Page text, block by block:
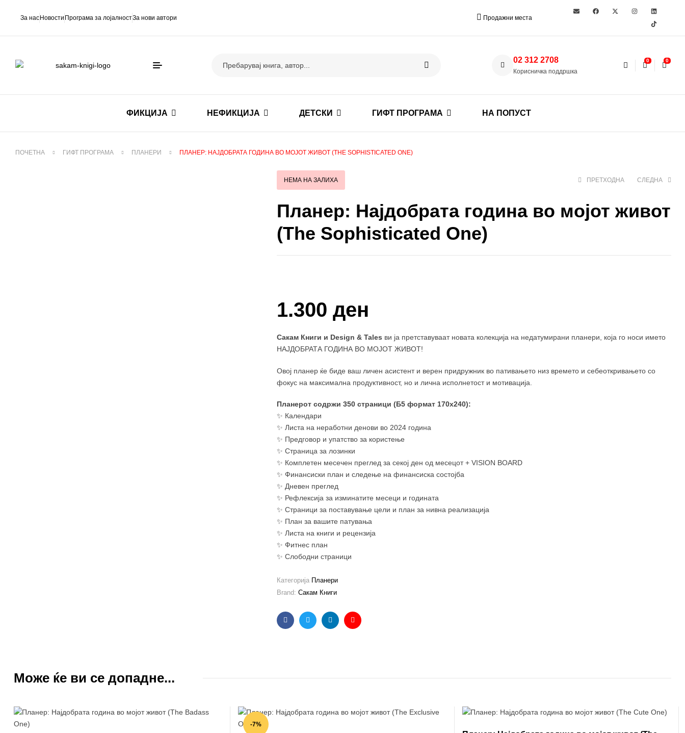
За нас Новости Програма за лојалностЗа нови автори Продажни места
02 312 2708
Корисничка поддршка
0 0
ФИКЦИЈА НЕФИКЦИЈА ДЕТСКИ ГИФТ ПРОГРАМА НА ПОПУСТ
ПОЧЕТНА ГИФТ ПРОГРАМА ПЛАНЕРИ ПЛАНЕР: НАЈДОБРАТА ГОДИНА ВО МОЈОТ ЖИВОТ (THE SOPHISTICATED ONE)
НЕМА НА ЗАЛИХА ПРЕТХОДНА СЛЕДНА
Планер: Најдобрата година во мојот живот
(The Sophisticated One)
1.300 ден
Сакам Книги и Design & Tales ви ја претставуваат новата колекција на недатумирани планери, која го носи името
НАЈДОБРАТА ГОДИНА ВО МОЈОТ ЖИВОТ!
Овој планер ќе биде ваш личен асистент и верен придружник во пативањето низ времето и себеоткривањето со
фокус на максимална продуктивност, но и лична исполнетост и мотивација.
Планерот содржи 350 страници (Б5 формат 170х240):
✨ Календари
✨ Листа на неработни денови во 2024 година
✨ Предговор и упатство за користење
✨ Страница за лозинки
✨ Комплетен месечен преглед за секој ден од месецот + VISION BOARD
✨ Финансиски план и следење на финансиска состојба
✨ Дневен преглед
✨ Рефлексија за изминатите месеци и годината
✨ Страници за поставување цели и план за нивна реализација
✨ План за вашите патувања
✨ Листа на книги и рецензија
✨ Фитнес план
✨ Слободни страници
Категорија Планери
Brand: Сакам Книги
FacebookTwitterLinkedinEmail
Може ќе ви се допадне...
-7%